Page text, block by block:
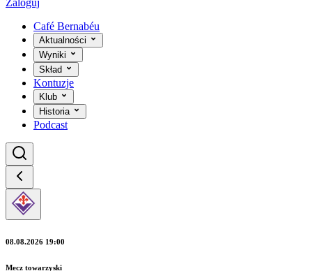
Zaloguj
Café Bernabéu
Aktualności
Wyniki
Skład
Kontuzje
Klub
Historia
Podcast
08.08.2026 19:00
Mecz towarzyski